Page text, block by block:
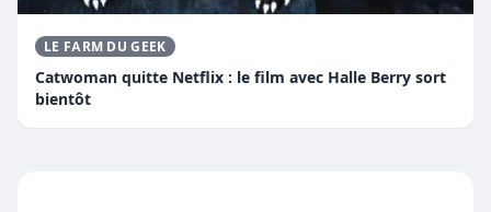
LE FARM DU GEEK
Catwoman quitte Netflix : le film avec Halle Berry sort
bientôt